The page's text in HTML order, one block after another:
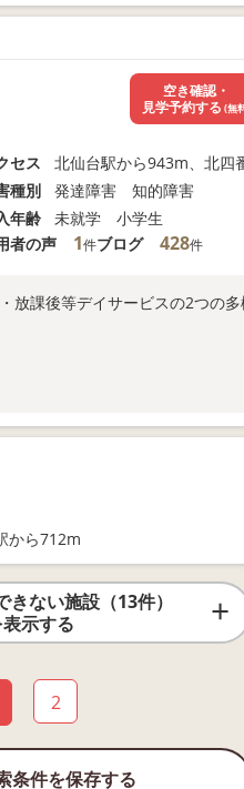
セス
北仙台駅から943m、北四
種別
発達障害 知的障害
年齢
未就学 小学生
者の声
1件ブログ 428件
放課後等デイサービスの2つの
15分 ・「北四番丁駅」徒歩17
空き確認・
見学予約する (無
から712m
きない施設（13件）
示する
2
条件を保存する